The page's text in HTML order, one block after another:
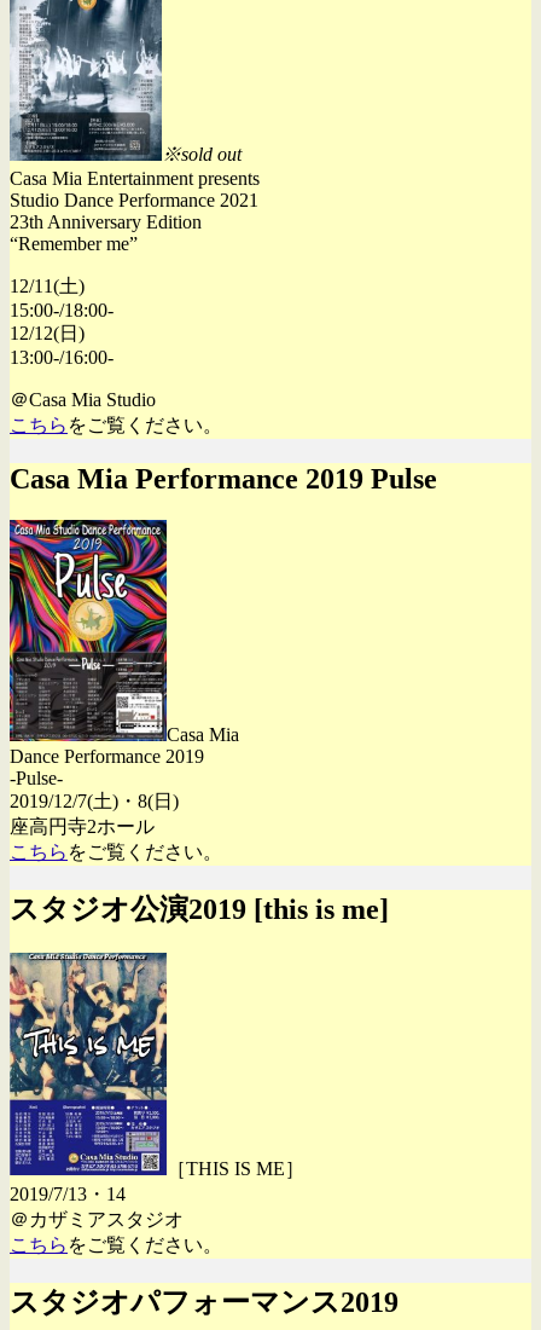
※sold out
Casa Mia Entertainment presents
Studio Dance Performance 2021
23th Anniversary Edition
“Remember me”
12/11(土)
15:00-/18:00-
12/12(日)
13:00-/16:00-
＠Casa Mia Studio
こちら をご覧ください。
Casa Mia Performance 2019 Pulse
Casa Mia
Dance Performance 2019
-Pulse-
2019/12/7(土)・8(日)
座高円寺2ホール
こちら をご覧ください。
スタジオ公演2019 [this is me]
［THIS IS ME］
2019/7/13・14
＠カザミアスタジオ
こちら をご覧ください。
スタジオパフォーマンス2019